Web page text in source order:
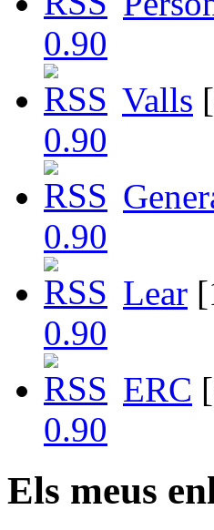
Valls
Lear
ERC
Els meus